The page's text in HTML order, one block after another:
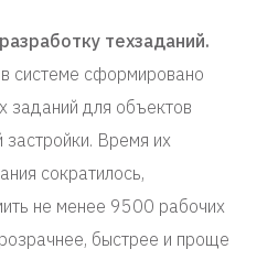
техзаданий.
системе сформировано
заданий для объектов
Время их
сократилось,
не менее 9500 рабочих
быстрее и проще